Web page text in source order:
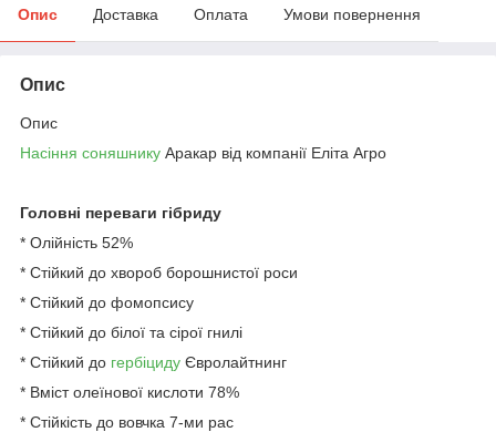
Опис Доставка Оплата Умови повернення
Опис
Опис
Насіння соняшнику Аракар від компанії Еліта Агро
Головні переваги гібриду
* Олійність 52%
* Стійкий до хвороб борошнистої роси
* Стійкий до фомопсису
* Стійкий до білої та сірої гнилі
* Стійкий до гербіциду Євролайтнинг
* Вміст олеїнової кислоти 78%
* Стійкість до вовчка 7-ми рас